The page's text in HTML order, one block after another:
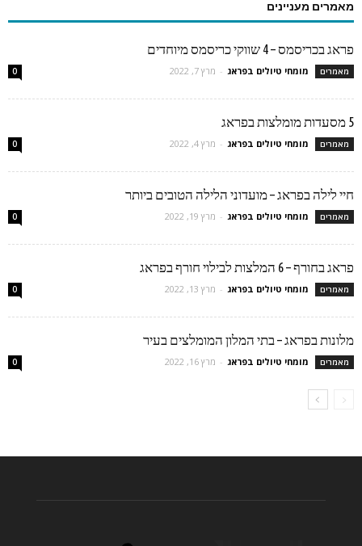
מאמרים מעניינים
פראג בכריסמס – 4 שווקי כריסמס מיוחדים
מאמרים מומחי טיולים בפראג - מרץ 7, 2022 0
5 מסעדות מומלצות בפראג
מאמרים מומחי טיולים בפראג - מרץ 4, 2022 0
חיי לילה בפראג – מועדוני הלילה הטובים ביותר
מאמרים מומחי טיולים בפראג - מרץ 19, 2022 0
פראג בחורף – 6 המלצות לבילוי חורף בפראג
מאמרים מומחי טיולים בפראג - מרץ 13, 2022 0
מלונות בפראג – בתי המלון המומלצים בעיר
מאמרים מומחי טיולים בפראג - מרץ 16, 2022 0